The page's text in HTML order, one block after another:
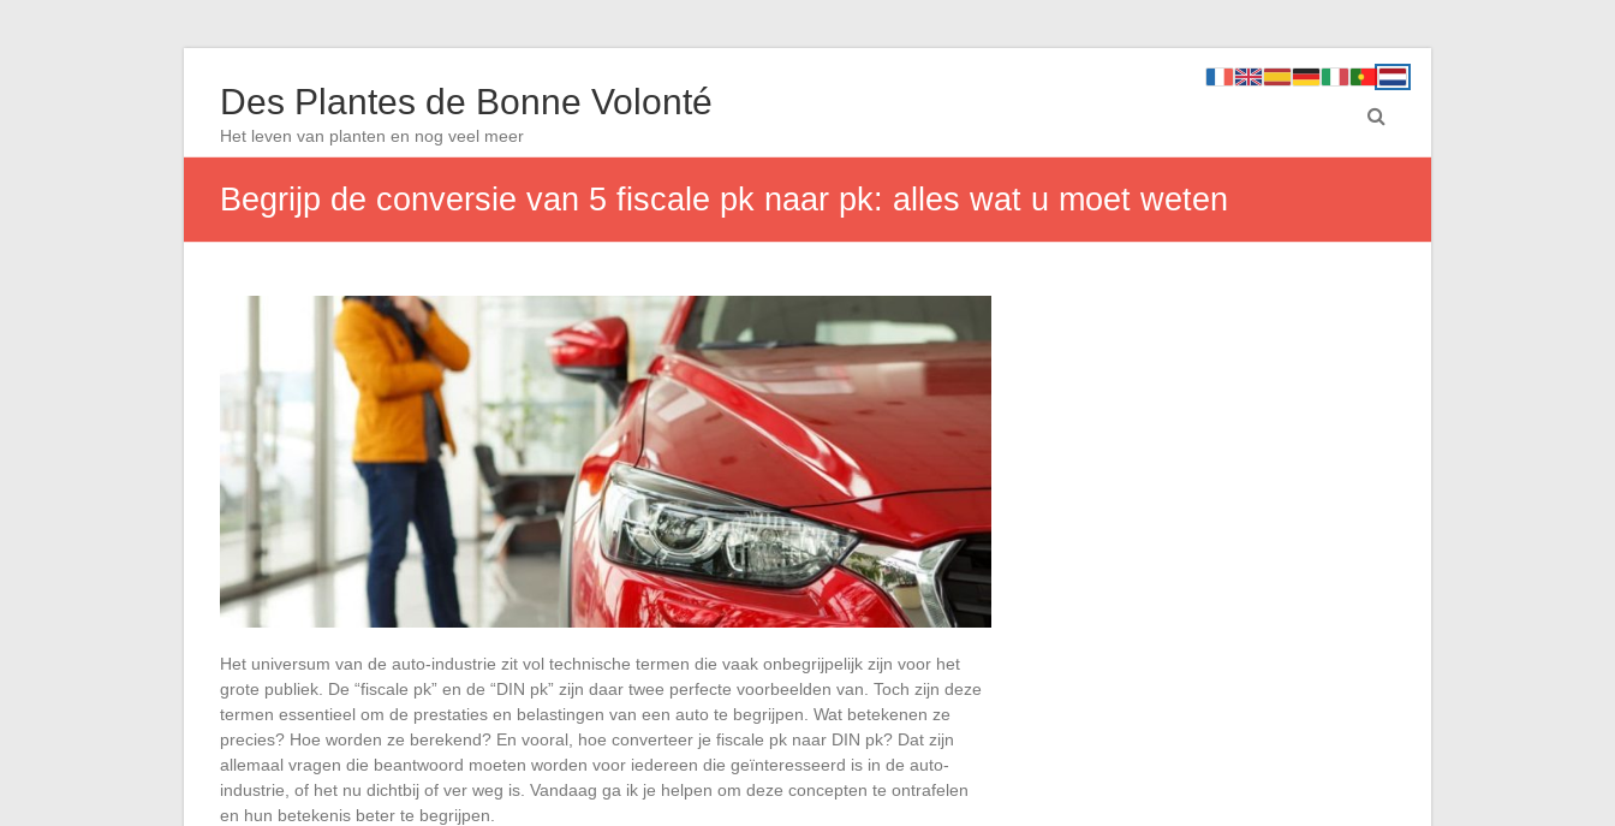
Des Plantes de Bonne Volonté
Het leven van planten en nog veel meer
Begrijp de conversie van 5 fiscale pk naar pk: alles wat u moet weten
Het universum van de auto-industrie zit vol technische termen die vaak onbegrijpelijk zijn voor het
grote publiek. De “fiscale pk” en de “DIN pk” zijn daar twee perfecte voorbeelden van. Toch zijn deze
termen essentieel om de prestaties en belastingen van een auto te begrijpen. Wat betekenen ze
precies? Hoe worden ze berekend? En vooral, hoe converteer je fiscale pk naar DIN pk? Dat zijn
allemaal vragen die beantwoord moeten worden voor iedereen die geïnteresseerd is in de auto-
industrie, of het nu dichtbij of ver weg is. Vandaag ga ik je helpen om deze concepten te ontrafelen
en hun betekenis beter te begrijpen.